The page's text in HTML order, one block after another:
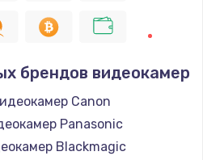
микрофона
550 руб.
брендов видеокамер
Canon
Panasonic
Blackmagic